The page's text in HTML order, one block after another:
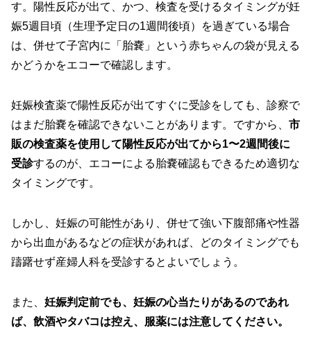
す。陽性反応が出て、かつ、検査を受けるタイミングが妊
娠5週目頃（生理予定日の1週間後頃）を過ぎている場合
は、併せて子宮内に「胎嚢」という赤ちゃんの袋が見える
かどうかをエコーで確認します。
妊娠検査薬で陽性反応が出てすぐに受診をしても、診察で
はまだ胎嚢を確認できないことがあります。ですから、 市
販の検査薬を使用して陽性反応が出てから1〜2週間後に
受診するのが、エコーによる胎嚢確認もできるため適切な
タイミングです。
しかし、妊娠の可能性があり、併せて強い下腹部痛や性器
から出血があるなどの症状があれば、どのタイミングでも
躊躇せず産婦人科を受診するとよいでしょう。
また、 妊娠判定前でも、妊娠の心当たりがあるのであれ
ば、飲酒やタバコは控え、服薬には注意してください。